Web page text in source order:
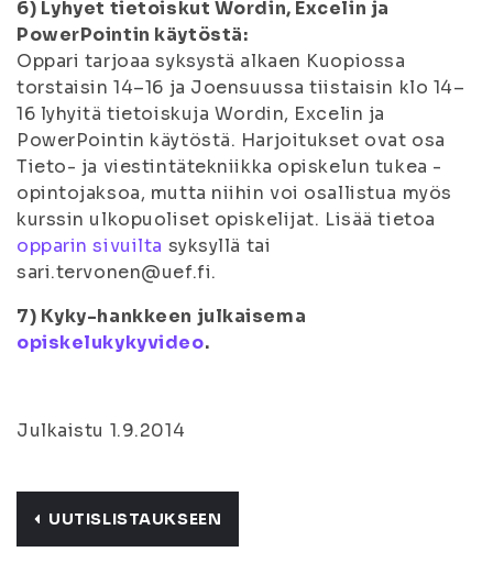
6) Lyhyet tietoiskut Wordin, Excelin ja
PowerPointin käytöstä:
Oppari tarjoaa syksystä alkaen Kuopiossa
torstaisin 14–16 ja Joensuussa tiistaisin klo 14–
16 lyhyitä tietoiskuja Wordin, Excelin ja
PowerPointin käytöstä. Harjoitukset ovat osa
Tieto- ja viestintätekniikka opiskelun tukea -
opintojaksoa, mutta niihin voi osallistua myös
kurssin ulkopuoliset opiskelijat. Lisää tietoa
opparin sivuilta syksyllä tai
sari.tervonen@uef.fi.
7) Kyky-hankkeen julkaisema
opiskelukykyvideo.
Julkaistu 1.9.2014
UUTISLISTAUKSEEN